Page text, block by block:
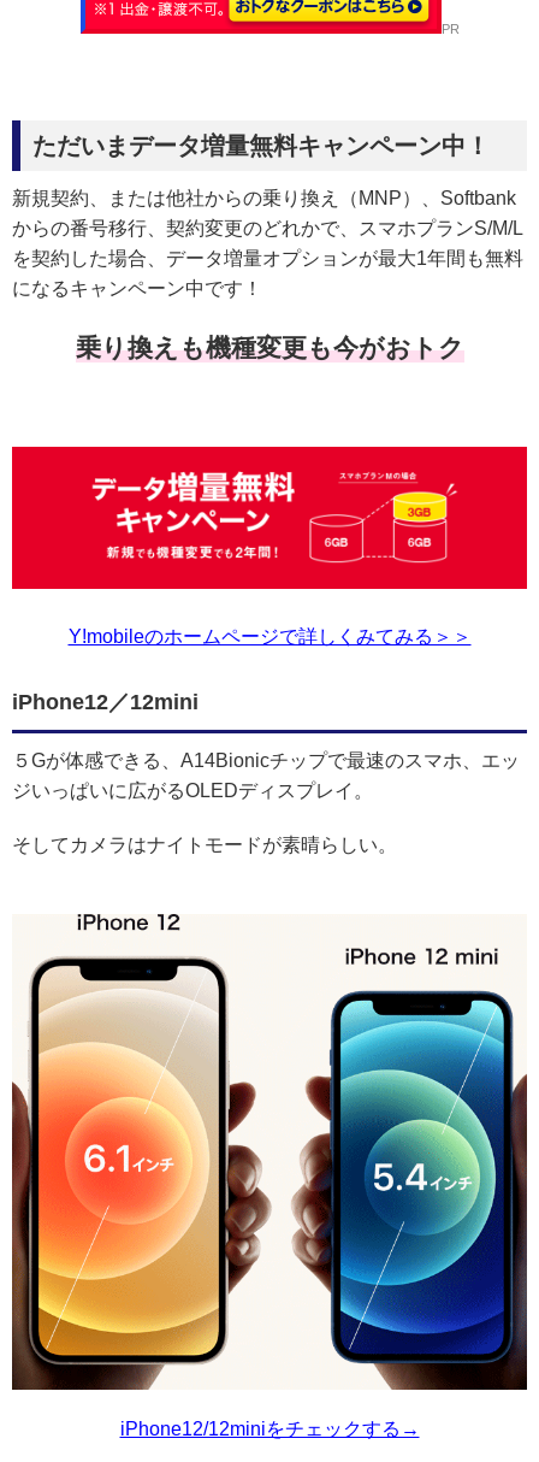
PR
ただいまデータ増量無料キャンペーン中！
新規契約、または他社からの乗り換え（MNP）、Softbank
からの番号移行、契約変更のどれかで、スマホプランS/M/L
を契約した場合、データ増量オプションが最大1年間も無料
になるキャンペーン中です！
乗り換えも機種変更も今がおトク
Y!mobileのホームページで詳しくみてみる＞＞
iPhone12／12mini
５Gが体感できる、A14Bionicチップで最速のスマホ、エッ
ジいっぱいに広がるOLEDディスプレイ。
そしてカメラはナイトモードが素晴らしい。
iPhone12/12miniをチェックする→